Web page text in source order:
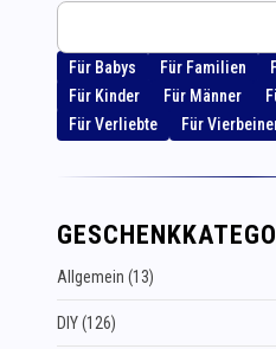
Für Babys Für Familien
Für Kinder
Für Männer
Für Verliebte
Für
Allgemein (13)
DIY (126)